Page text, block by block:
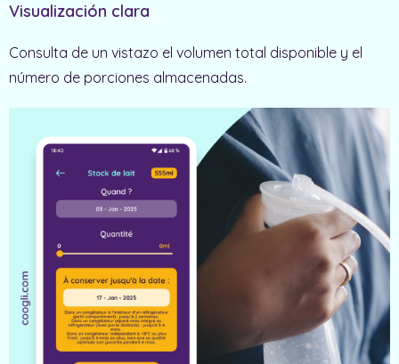
Visualización clara
Consulta de un vistazo el volumen total disponible y el
número de porciones almacenadas.